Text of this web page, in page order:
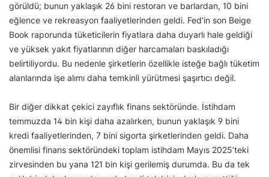
görüldü; bunun yaklaşık 26 bini restoran ve barlardan, 10 bini
eğlence ve rekreasyon faaliyetlerinden geldi. Fed’in son Beige
Book raporunda tüketicilerin fiyatlara daha duyarlı hale geldiği
ve yüksek yakıt fiyatlarının diğer harcamaları baskıladığı
belirtiliyordu. Bu nedenle şirketlerin özellikle isteğe bağlı tüketim
alanlarında işe alımı daha temkinli yürütmesi şaşırtıcı değil.
Bir diğer dikkat çekici zayıflık finans sektöründe. İstihdam
temmuzda 14 bin kişi daha azalırken, bunun yaklaşık 9 bini
kredi faaliyetlerinden, 7 bini sigorta şirketlerinden geldi. Daha
önemlisi finans sektöründeki toplam istihdam Mayıs 2025’teki
zirvesinden bu yana 121 bin kişi gerilemiş durumda. Bu da tek